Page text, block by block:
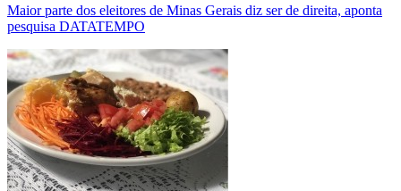
Maior parte dos eleitores de Minas Gerais diz ser de direita, aponta
pesquisa DATATEMPO